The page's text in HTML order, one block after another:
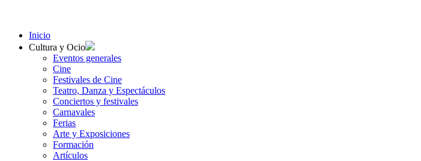
Inicio
Cultura y Ocio
Eventos generales
Cine
Festivales de Cine
Teatro, Danza y Espectáculos
Conciertos y festivales
Carnavales
Ferias
Arte y Exposiciones
Formación
Artículos